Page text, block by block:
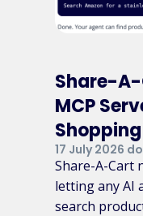
Share-
MCP
17 July 2026
Share-A-Cart
letting any AI
search